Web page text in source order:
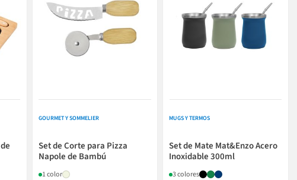
GOURMET Y SOMMELIER
Set de Corte para Pizza
Napole de Bambú
1 color
MUGS Y TERMOS
Set de Mate Mat&Enzo Acero
Inoxidable 300ml
3 colores